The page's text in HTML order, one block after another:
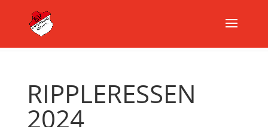
RIPPLERESSEN
2024